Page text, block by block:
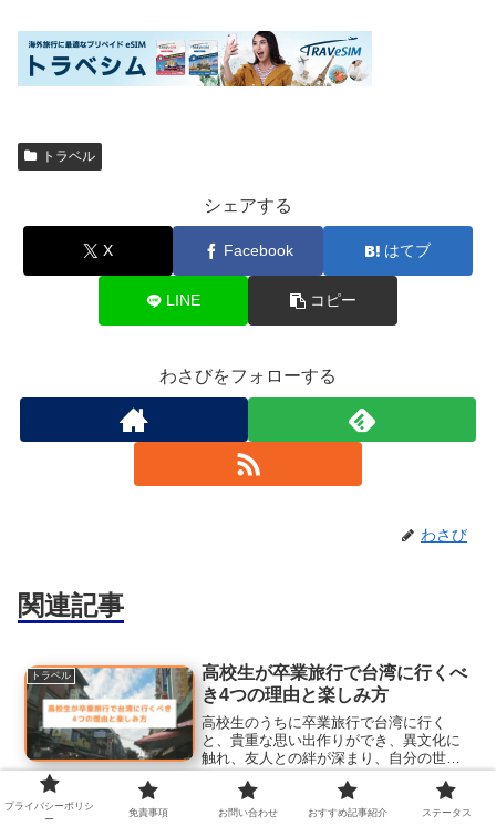
トラベル
シェアする
X Facebook はてブ
LINE コピー
わさびをフォローする
わさび
関連記事
トラベル
高校生が卒業旅行で台湾に行くべ
き4つの理由と楽しみ方
高校生のうちに卒業旅行で台湾に行く
と、貴重な思い出作りができ、異文化に
触れ、友人との絆が深まり、自分の世界
観が広がるなどのメリットがあるので
す。この記事を読めば、台湾を旅行先に
選ぶ理由がわかるだけでなく、現地で何
プライバシーポリシ
ー
免責事項 お問い合わせ おすすめ記事紹介 ステータス